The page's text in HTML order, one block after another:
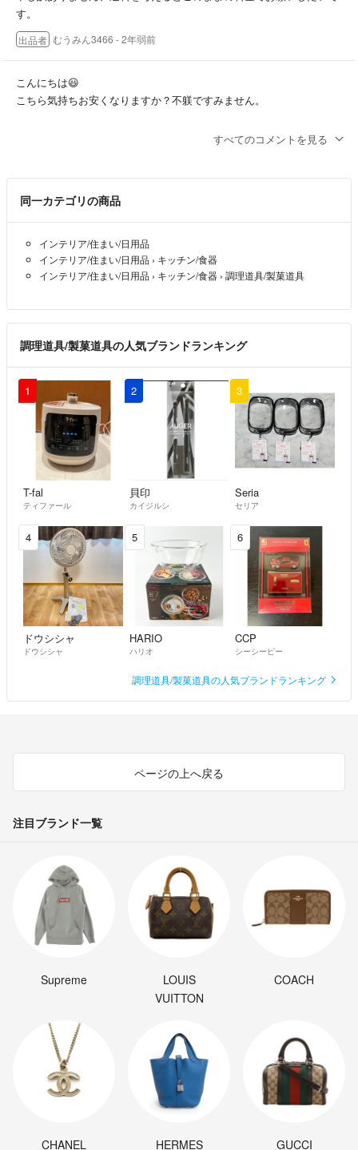
す。
出品者 むうみん3466 - 2年弱前
こんにちは😃
こちら気持ちお安くなりますか？不躾ですみません。
すべてのコメントを見る
同一カテゴリの商品
インテリア/住まい/日用品
インテリア/住まい/日用品 › キッチン/食器
インテリア/住まい/日用品 › キッチン/食器 › 調理道具/製菓道具
調理道具/製菓道具の人気ブランドランキング
1
T-fal
ティファール
2
貝印
カイジルシ
3
Seria
セリア
4
ドウシシャ
ドウシシャ
5
HARIO
ハリオ
6
CCP
シーシーピー
調理道具/製菓道具の人気ブランドランキング
ページの上へ戻る
注目ブランド一覧
Supreme
LOUIS
VUITTON
COACH
CHANEL HERMES GUCCI